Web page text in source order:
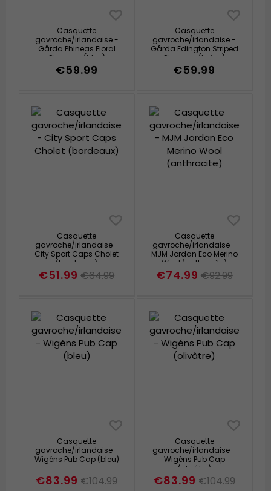
Casquette
gavroche/irlandaise -
Gårda Phineas Floral
Sixpence (bleu)
€59.99
Casquette
gavroche/irlandaise -
Gårda Edington Striped
Sixpence (beige)
€59.99
Casquette
gavroche/irlandaise -
City Sport Caps Cholet
(bordeaux)
€51.99 €64.99
Casquette
gavroche/irlandaise -
MJM Jordan Eco Merino
Wool (anthracite)
€74.99 €92.99
Casquette
gavroche/irlandaise -
Wigéns Pub Cap (bleu)
€83.99 €104.99
Casquette
gavroche/irlandaise -
Wigéns Pub Cap
(olivâtre)
€83.99 €104.99